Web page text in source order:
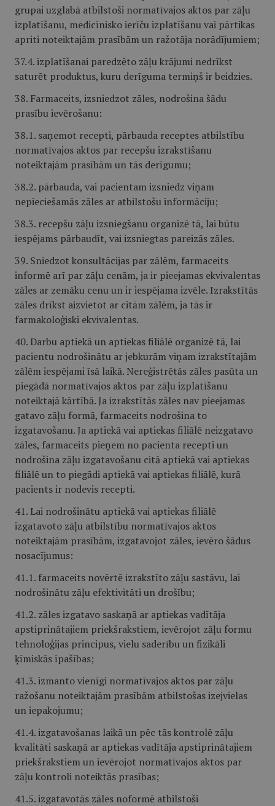
grupai uzglabā atbilstoši normatīvajos aktos par zāļu
izplatīšanu, medicīnisko ierīču izplatīšanu vai pārtikas
apriti noteiktajām prasībām un ražotāja norādījumiem;
37.4. izplatīšanai paredzēto zāļu krājumi nedrīkst
saturēt produktus, kuru derīguma termiņš ir beidzies.
38. Farmaceits, izsniedzot zāles, nodrošina šādu
prasību ievērošanu:
38.1. saņemot recepti, pārbauda receptes atbilstību
normatīvajos aktos par recepšu izrakstīšanu
noteiktajām prasībām un tās derīgumu;
38.2. pārbauda, vai pacientam izsniedz viņam
nepieciešamās zāles ar atbilstošu informāciju;
38.3. recepšu zāļu izsniegšanu organizē tā, lai būtu
iespējams pārbaudīt, vai izsniegtas pareizās zāles.
39. Sniedzot konsultācijas par zālēm, farmaceits
informē arī par zāļu cenām, ja ir pieejamas ekvivalentas
zāles ar zemāku cenu un ir iespējama izvēle. Izrakstītās
zāles drīkst aizvietot ar citām zālēm, ja tās ir
farmakoloģiski ekvivalentas.
40. Darbu aptiekā un aptiekas filiālē organizē tā, lai
pacientu nodrošinātu ar jebkurām viņam izrakstītajām
zālēm iespējami īsā laikā. Nereģistrētās zāles pasūta un
piegādā normatīvajos aktos par zāļu izplatīšanu
noteiktajā kārtībā. Ja izrakstītās zāles nav pieejamas
gatavo zāļu formā, farmaceits nodrošina to
izgatavošanu. Ja aptiekā vai aptiekas filiālē neizgatavo
zāles, farmaceits pieņem no pacienta recepti un
nodrošina zāļu izgatavošanu citā aptiekā vai aptiekas
filiālē un to piegādi aptiekā vai aptiekas filiālē, kurā
pacients ir nodevis recepti.
41. Lai nodrošinātu aptiekā vai aptiekas filiālē
izgatavoto zāļu atbilstību normatīvajos aktos
noteiktajām prasībām, izgatavojot zāles, ievēro šādus
nosacījumus:
41.1. farmaceits novērtē izrakstīto zāļu sastāvu, lai
nodrošinātu zāļu efektivitāti un drošību;
41.2. zāles izgatavo saskaņā ar aptiekas vadītāja
apstiprinātajiem priekšrakstiem, ievērojot zāļu formu
tehnoloģijas principus, vielu saderību un fizikāli
ķīmiskās īpašības;
41.3. izmanto vienīgi normatīvajos aktos par zāļu
ražošanu noteiktajām prasībām atbilstošas izejvielas
un iepakojumu;
41.4. izgatavošanas laikā un pēc tās kontrolē zāļu
kvalitāti saskaņā ar aptiekas vadītāja apstiprinātajiem
priekšrakstiem un ievērojot normatīvajos aktos par
zāļu kontroli noteiktās prasības;
41.5. izgatavotās zāles noformē atbilstoši